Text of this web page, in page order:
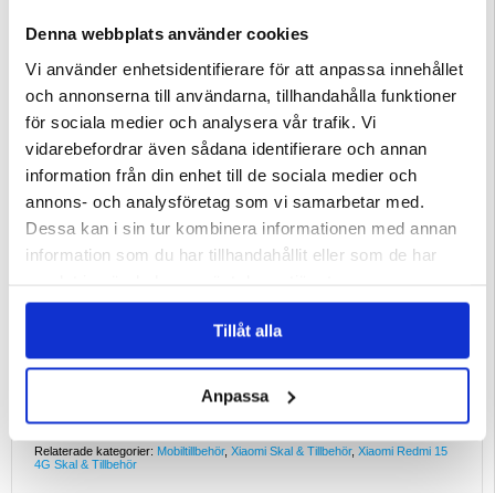
Denna webbplats använder cookies
Vi använder enhetsidentifierare för att anpassa innehållet
och annonserna till användarna, tillhandahålla funktioner
för sociala medier och analysera vår trafik. Vi
vidarebefordrar även sådana identifierare och annan
information från din enhet till de sociala medier och
annons- och analysföretag som vi samarbetar med.
Dessa kan i sin tur kombinera informationen med annan
information som du har tillhandahållit eller som de har
Tillåt alla
Anpassa
kortplatserna det enkelt att resa lätt, vilket minskar behovet av en separat
Kompatibilitet:Xiaomi Redmi 15 4G
Förpackning:Bulk
EAN: 5714122566836
Relaterade kategorier: Mobiltillbehör, Xiaomi Skal & Tillbehör, Xiaomi Redmi 15
4G Skal & Tillbehör